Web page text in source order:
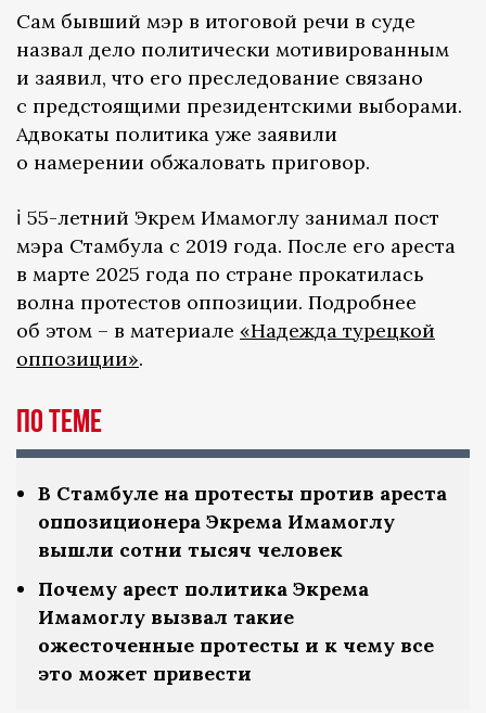
Сам бывший мэр в итоговой речи в суде
назвал дело политически мотивированным
и заявил, что его преследование связано
с предстоящими президентскими выборами.
Адвокаты политика уже заявили
о намерении обжаловать приговор.
ℹ️ 55-летний Экрем Имамоглу занимал пост
мэра Стамбула с 2019 года. После его ареста
в марте 2025 года по стране прокатилась
волна протестов оппозиции. Подробнее
об этом – в материале «Надежда турецкой
оппозиции».
По теме
В Стамбуле на протесты против ареста
оппозиционера Экрема Имамоглу
вышли сотни тысяч человек
Почему арест политика Экрема
Имамоглу вызвал такие
ожесточенные протесты и к чему все
это может привести